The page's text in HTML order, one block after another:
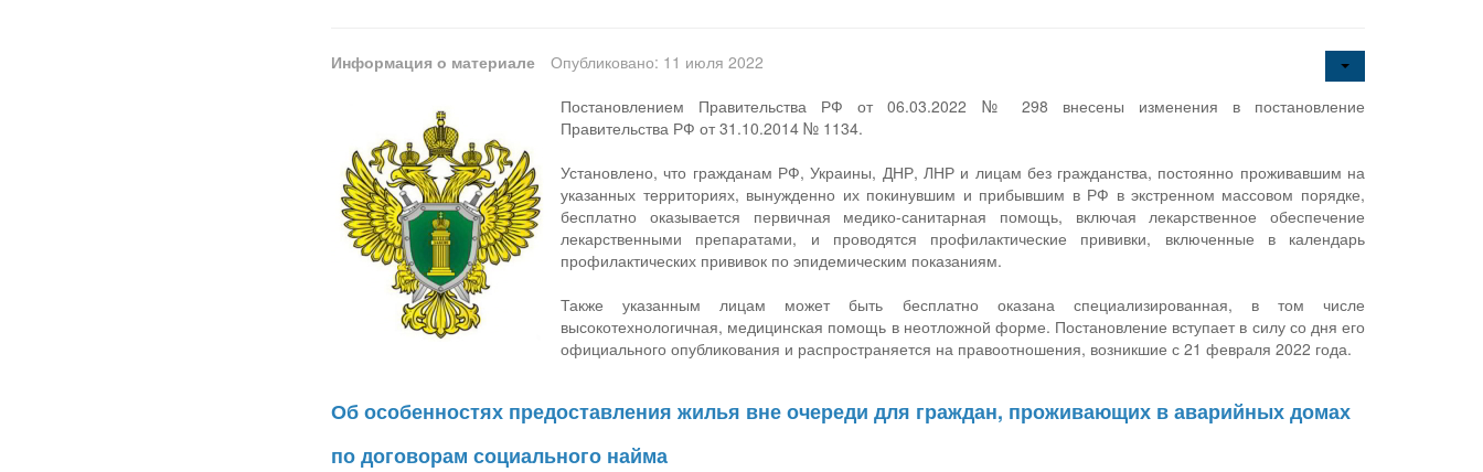
Информация о материале
Опубликовано: 11 июля 2022
Постановлением Правительства РФ от 06.03.2022 № 298 внесены изменения в постановление
Правительства РФ от 31.10.2014 № 1134.
Установлено, что гражданам РФ, Украины, ДНР, ЛНР и лицам без гражданства, постоянно проживавшим на
указанных территориях, вынужденно их покинувшим и прибывшим в РФ в экстренном массовом порядке,
бесплатно оказывается первичная медико-санитарная помощь, включая лекарственное обеспечение
лекарственными препаратами, и проводятся профилактические прививки, включенные в календарь
профилактических прививок по эпидемическим показаниям.
Также указанным лицам может быть бесплатно оказана специализированная, в том числе
высокотехнологичная, медицинская помощь в неотложной форме. Постановление вступает в силу со дня его
официального опубликования и распространяется на правоотношения, возникшие с 21 февраля 2022 года.
Об особенностях предоставления жилья вне очереди для граждан, проживающих в аварийных домах
по договорам социального найма